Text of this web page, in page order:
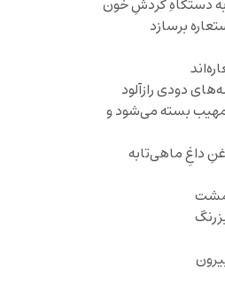
دستگاهِ گردشِ خون
برسازد
دودی رازآلود
مهیب بسته می‌شود و
داغِ ماهی‌تابه
مشت